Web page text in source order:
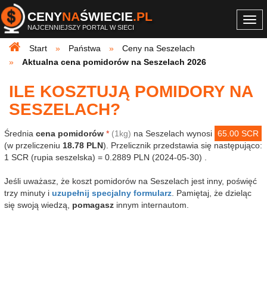
CENYNAŚWIECIE.PL
NAJCENNIEJSZY PORTAL W SIECI
Start
Państwa
Ceny na Seszelach
Aktualna cena pomidorów na Seszelach 2026
ILE KOSZTUJĄ POMIDORY NA
SESZELACH?
Średnia cena pomidorów * (1kg) na Seszelach wynosi 65.00 SCR
(w przeliczeniu 18.78 PLN). Przelicznik przedstawia się następująco:
1 SCR (rupia seszelska) = 0.2889 PLN (2024-05-30) .
Jeśli uważasz, że koszt pomidorów na Seszelach jest inny, poświęć
trzy minuty i uzupełnij specjalny formularz . Pamiętaj, że dzieląc
się swoją wiedzą, pomagasz innym internautom.